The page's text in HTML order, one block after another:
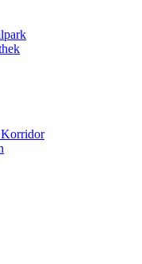
Korridor